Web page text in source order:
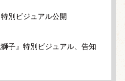
別ビジュアル公開
子』特別ビジュアル、告知